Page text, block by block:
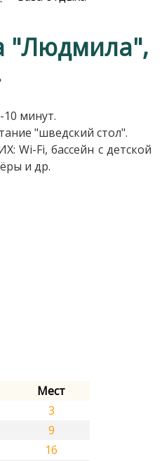
"Людмила",
минут.
"шведский стол".
Fi, бассейн с детской
и др.
Мест
3
9
16